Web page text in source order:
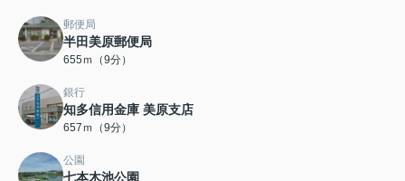
郵便局
半田美原郵便局
655ｍ（9分）
銀行
知多信用金庫 美原支店
657ｍ（9分）
公園
七本木池公園